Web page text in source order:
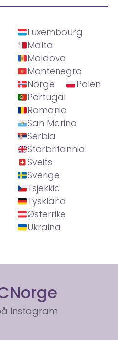
Luxembourg
Malta
Moldova
Montenegro
Norge
Polen
Portugal
Romania
San Marino
Serbia
Storbritannia
Sveits
Sverige
Tsjekkia
Tyskland
Østerrike
Ukraina
Instagram